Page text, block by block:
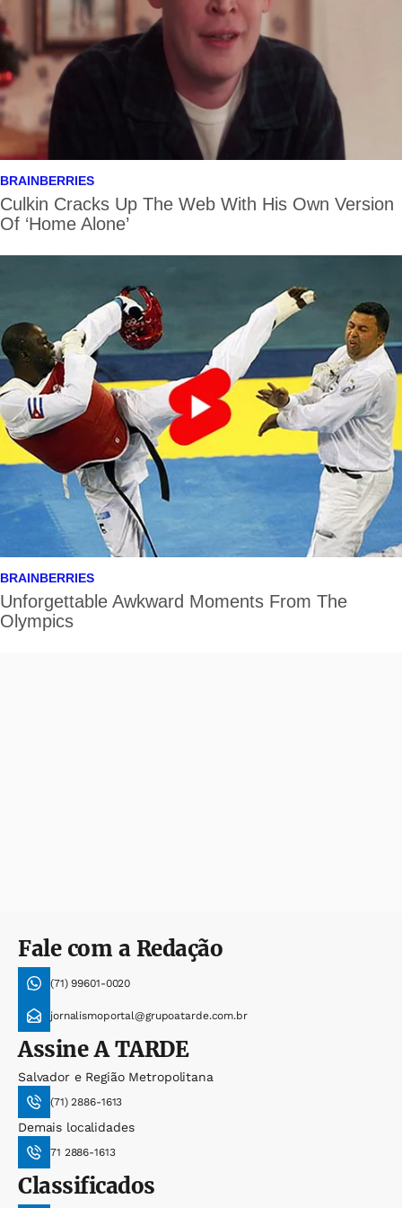
Fale com a Redação
(71) 99601-0020
jornalismoportal@grupoatarde.com.br
AssineA TARDE
Salvador e Região Metropolitana
(71) 2886-1613
Demais localidades
71 2886-1613
Classificados